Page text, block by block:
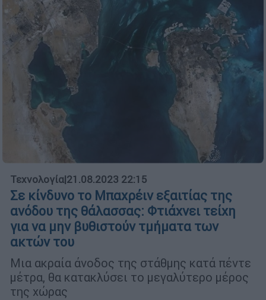
Τεχνολογία|21.08.2023 22:15
Σε κίνδυνο το Μπαχρέιν εξαιτίας της
ανόδου της θάλασσας: Φτιάχνει τείχη
για να μην βυθιστούν τμήματα των
ακτών του
Mια ακραία άνοδος της στάθμης κατά πέντε
μέτρα, θα κατακλύσει το μεγαλύτερο μέρος
της χώρας